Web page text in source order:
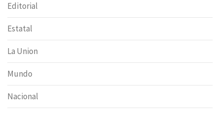
Editorial
Estatal
La Union
Mundo
Nacional